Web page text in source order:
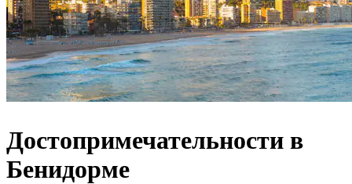
Достопримечательности в
Бенидорме